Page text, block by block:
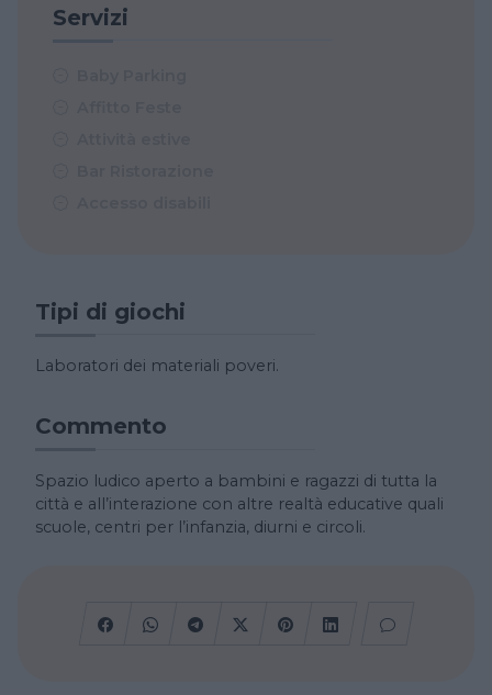
Servizi
Tipi di giochi
Laboratori dei materiali poveri.
Commento
Spazio ludico aperto a bambini e ragazzi di tutta la
città e all’interazione con altre realtà educative quali
scuole, centri per l’infanzia, diurni e circoli.